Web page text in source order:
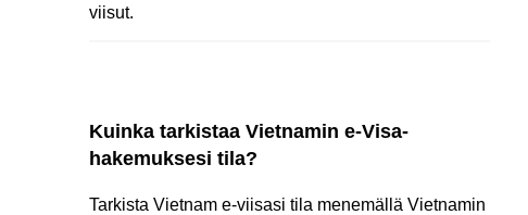
viisut.
Kuinka tarkistaa Vietnamin e-Visa-
hakemuksesi tila?
Tarkista Vietnam e-viisasi tila menemällä Vietnamin